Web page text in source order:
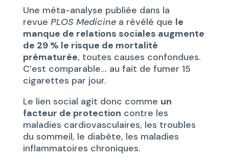
Une méta-analyse publiée dans la
revue PLOS Medicinea révélé que le
manque de relations sociales augmente
de 29 % le risque de mortalité
prématurée, toutes causes confondues.
C’est comparable… au fait de fumer 15
cigarettes par jour.
Le lien social agit donc comme un
facteur de protection contre les
maladies cardiovasculaires, les troubles
du sommeil, le diabète, les maladies
inflammatoires chroniques.